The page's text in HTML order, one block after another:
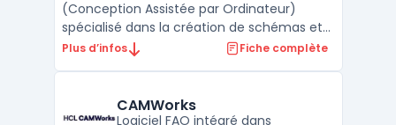
(Conception Assistée par Ordinateur)
spécialisé dans la création de schémas et
de plans techniques pour les professionnels
réaliser des plans en 2D et en 3D avec une
grande précision. ...
Plus d’infos Fiche complète
CAMWorks
Logiciel FAO intégré dans